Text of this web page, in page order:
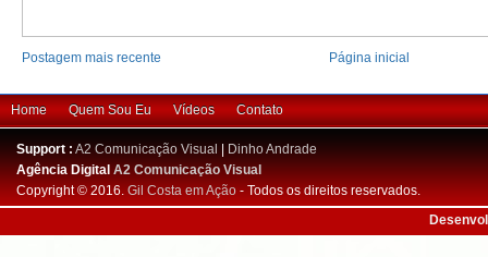
Postagem mais recente Página inicial
Home Quem Sou Eu Vídeos Contato
Support : A2 Comunicação Visual | Dinho Andrade
Agência DigitalA2 Comunicação Visual
Copyright © 2016. Gil Costa em Ação - Todos os direitos reservados.